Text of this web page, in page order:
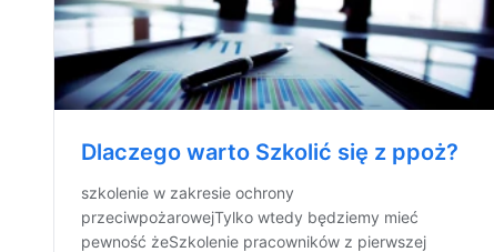
Dlaczego warto Szkolić się z ppoż?
szkolenie w zakresie ochrony
przeciwpożarowejTylko wtedy będziemy mieć
pewność żeSzkolenie pracowników z pierwszej